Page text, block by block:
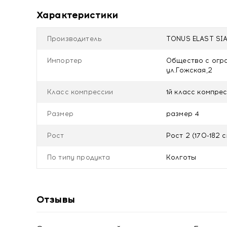
Трофические язвы невенозной этиологии.
Декомпенсированная сердечно-сосудистая
Облитерирующие заболевания артерий
Диабетическая невропатия и ангиопатия.
Компрессионные изделия следует стирать
Рекомендовано аккуратное отжимание без
Характеристики
Производитель TONUS ELAST
Импортер
Общество с
ул.Гожская,2
Класс компрессии 1й класс
Размер размер 4
Рост Рост 2 (170-182
По типу продукта Колготы
Отзывы